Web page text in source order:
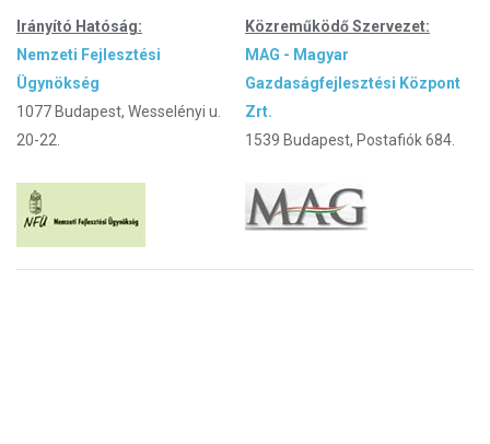
Irányító Hatóság:
Nemzeti Fejlesztési
Ügynökség
1077 Budapest, Wesselényi u.
20-22.
Közreműködő Szervezet:
MAG - Magyar
Gazdaságfejlesztési Központ
Zrt.
1539 Budapest, Postafiók 684.